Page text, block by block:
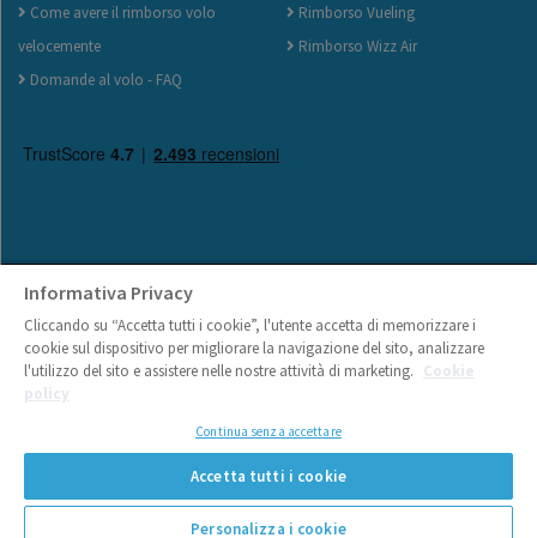
Come avere il rimborso volo
velocemente
Domande al volo - FAQ
Rimborso Vueling
Rimborso Wizz Air
No Problem Flights S.r.l. - P.Iva 07750660727 - Via Roberto da Bari, 119 -
70122 - Bari - Italy |Informativa sull'uso dei cookies
CALCOLA SUBITO IL TUO INDENNIZZO
Informativa Privacy
Cliccando su “Accetta tutti i cookie”, l'utente accetta di memorizzare i
cookie sul dispositivo per migliorare la navigazione del sito, analizzare
l'utilizzo del sito e assistere nelle nostre attività di marketing. Cookie
policy
Continua senza accettare
Accetta tutti i cookie
Personalizza i cookie